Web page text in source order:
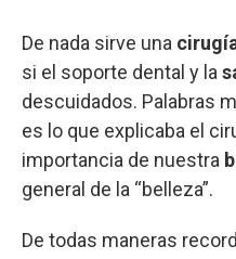
De nada sirve una
si el soporte dental y la
descuidados. Palabras
es lo que explicaba el
importancia de nuestra
general de la “belleza”.
De todas maneras